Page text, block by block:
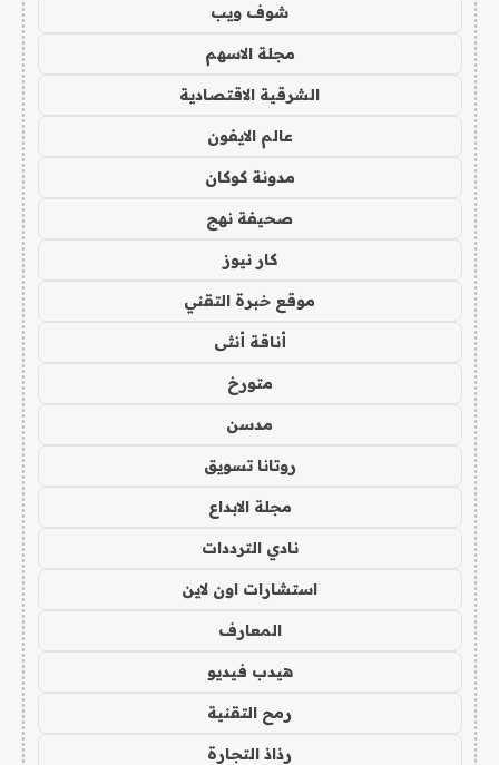
شوف ويب
مجلة الاسهم
الشرقية الاقتصادية
عالم الايفون
مدونة كوكان
صحيفة نهج
كار نيوز
موقع خبرة التقني
أناقة أنثى
متورخ
مدسن
روتانا تسويق
مجلة الابداع
نادي الترددات
استشارات اون لاين
المعارف
هيدب فيديو
رمح التقنية
رذاذ التجارة